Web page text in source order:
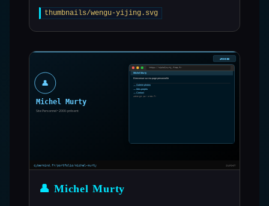
thumbnails/wengu-yijing.svg
👤 Michel Murty